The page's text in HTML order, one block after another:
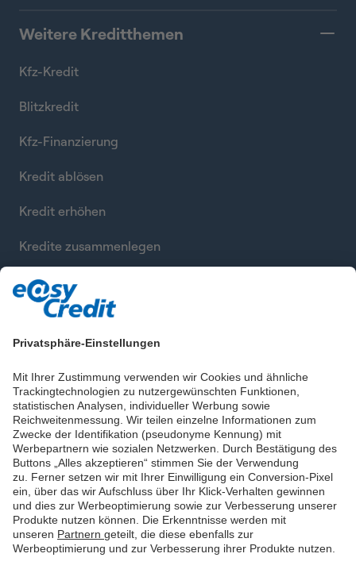
Privatsphäre-Einstellungen
Mit Ihrer Zustimmung verwenden wir Cookies und ähnliche
Trackingtechnologien zu nutzergewünschten Funktionen,
statistischen Analysen, individueller Werbung sowie
Reichweitenmessung. Wir teilen einzelne Informationen zum
Zwecke der Identifikation (pseudonyme Kennung) mit
Werbepartnern wie sozialen Netzwerken. Durch Bestätigung des
Buttons „Alles akzeptieren“ stimmen Sie der Verwendung
zu. Ferner setzen wir mit Ihrer Einwilligung ein Conversion-Pixel
ein, über das wir Aufschluss über Ihr Klick-Verhalten gewinnen
und dies zur Werbeoptimierung sowie zur Verbesserung unserer
Produkte nutzen können. Die Erkenntnisse werden mit
unseren Partnern geteilt, die diese ebenfalls zur
Werbeoptimierung und zur Verbesserung ihrer Produkte nutzen.
Weitere Kreditthemen
Kfz-Kredit
Blitzkredit
Kfz-Finanzierung
Kredit ablösen
Kredit erhöhen
Kredite zusammenlegen
Finanzierung berechnen